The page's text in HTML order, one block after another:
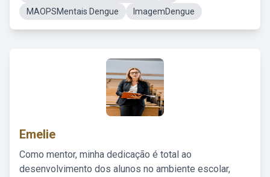
MAOPSMentais Dengue
ImagemDengue
Emelie
Como mentor, minha dedicação é total ao
desenvolvimento dos alunos no ambiente escolar,